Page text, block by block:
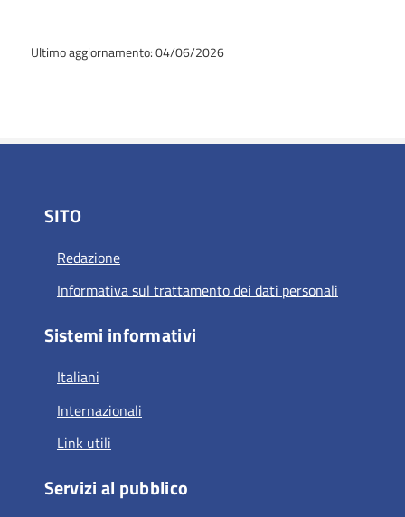
Ultimo aggiornamento: 04/06/2026
SITO
Redazione
Informativa sul trattamento dei dati personali
Sistemi informativi
Italiani
Internazionali
Link utili
Servizi al pubblico